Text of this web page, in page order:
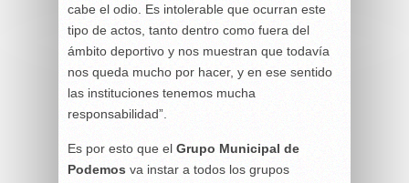
cabe el odio. Es intolerable que ocurran este
tipo de actos, tanto dentro como fuera del
ámbito deportivo y nos muestran que todavía
nos queda mucho por hacer, y en ese sentido
las instituciones tenemos mucha
responsabilidad”.
Es por esto que el Grupo Municipal de
Podemos va instar a todos los grupos